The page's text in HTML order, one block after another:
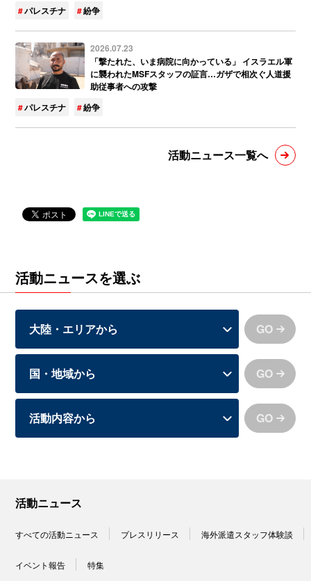
パレスチナ 紛争
2026.07.23
「撃たれた、いま病院に向かっている」 イスラエル軍
に襲われたMSFスタッフの証言…ガザで相次ぐ人道援
助従事者への攻撃
パレスチナ
紛争
活動ニュース一覧へ
活動ニュースを選ぶ
GO
GO
GO
活動ニュース
すべての活動ニュース プレスリリース 海外派遣スタッフ体験談
イベント報告 特集